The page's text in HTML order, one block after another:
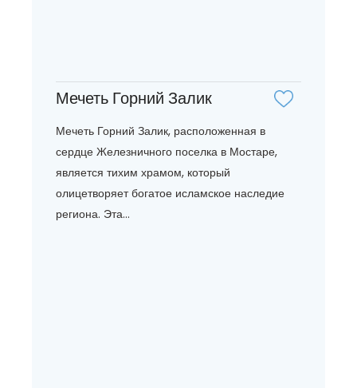
Мечеть Горний Залик
Мечеть Горний Залик, расположенная в
сердце Железничного поселка в Мостаре,
является тихим храмом, который
олицетворяет богатое исламское наследие
региона. Эта...